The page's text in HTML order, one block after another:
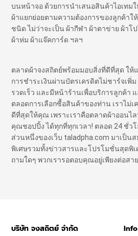
บนหน้าจอ ด้วยการนำเสนอสินค้าไอเทม
ผ้าแยกย่อยตามความต้องการของลูกค้าใ
ชนิด ไม่ว่าจะเป็น ผ้ากีฬา ผ้าตาข่าย ผ้าโ
ผ้าห่ม ผ้าแจ๊คการ์ด ฯลฯ
ตลาดผ้าจงสถิตย์พร้อมมอบสิ่งที่ดีที่สุด ให้
การชำระเงินผ่านบัตรเครดิตไม่ชาร์จเพิ่
รวดเร็ว และมีหน้าร้านเพื่อบริการลูกค้า
ตลอดการเลือกซื้อสินค้าของท่าน เราไม่
ดีที่สุดให้คุณ เพราะเราคือตลาดผ้าออนไ
คุณชอปปิ้ง ได้ทุกที่ทุกเวลา! ตลอด 24 ชั่วโ
ส่วนหนึ่งของเว็บ taladpha.com มาเป็น
พิเศษรวมทั้งข่าวสารและโปรโมชั่นสุดพิ
ถามใดๆ พวกเรารอตอบคุณอยู่เพียงต่อสา
บริษัท จงสถิตย์ จำกัด Info